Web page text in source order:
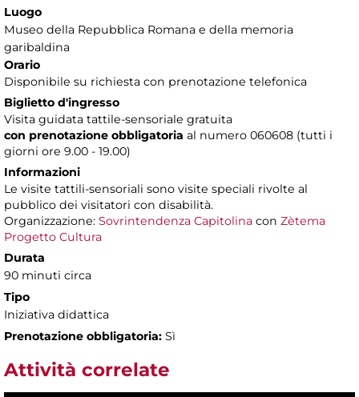
Luogo
Museo della Repubblica Romana e della memoria
garibaldina
Orario
Disponibile su richiesta con prenotazione telefonica
Biglietto d'ingresso
Visita guidata tattile-sensoriale gratuita
con prenotazione obbligatoria al numero 060608 (tutti i
giorni ore 9.00 - 19.00)
Informazioni
Le visite tattili-sensoriali sono visite speciali rivolte al
pubblico dei visitatori con disabilità.
Organizzazione: Sovrintendenza Capitolina con Zètema
Progetto Cultura
Durata
90 minuti circa
Tipo
Iniziativa didattica
Prenotazione obbligatoria: Sì
Attività correlate